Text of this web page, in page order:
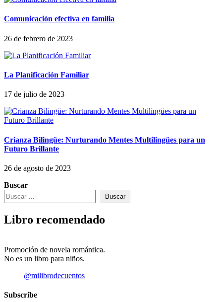
Comunicación efectiva en familia
26 de febrero de 2023
La Planificación Familiar
17 de julio de 2023
Crianza Bilingüe: Nurturando Mentes Multilingües para un
Futuro Brillante
26 de agosto de 2023
Buscar
Buscar
Libro recomendado
Promoción de novela romántica.
No es un libro para niños.
@milibrodecuentos
Subscribe